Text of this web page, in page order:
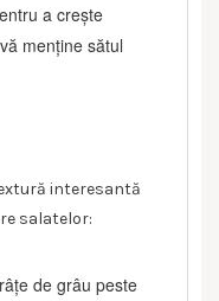
a crește
menține sătul
interesantă
salatelor:
de grâu peste